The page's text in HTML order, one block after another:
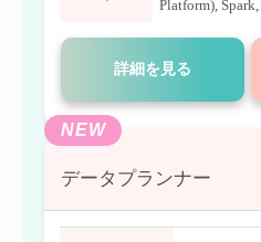
Platform), Spark,
詳細を見る
NEW
データプランナー